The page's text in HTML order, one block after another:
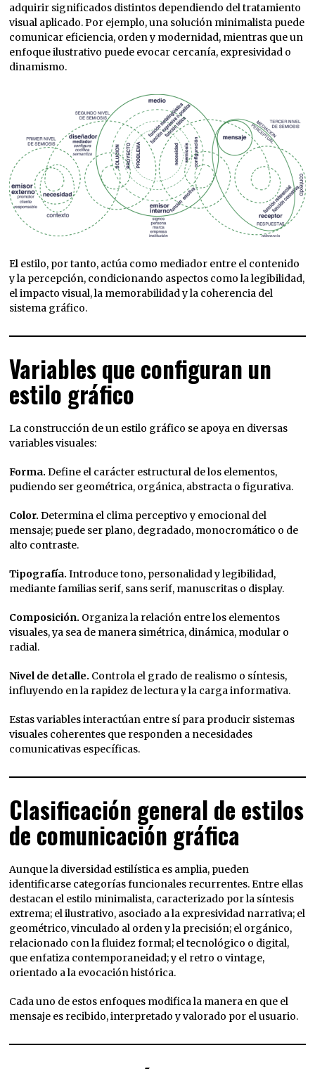
adquirir significados distintos dependiendo del tratamiento
visual aplicado. Por ejemplo, una solución minimalista puede
comunicar eficiencia, orden y modernidad, mientras que un
enfoque ilustrativo puede evocar cercanía, expresividad o
dinamismo.
El estilo, por tanto, actúa como mediador entre el contenido
y la percepción, condicionando aspectos como la legibilidad,
el impacto visual, la memorabilidad y la coherencia del
sistema gráfico.
Variables que configuran un
estilo gráfico
La construcción de un estilo gráfico se apoya en diversas
variables visuales:
Forma. Define el carácter estructural de los elementos,
pudiendo ser geométrica, orgánica, abstracta o figurativa.
Color. Determina el clima perceptivo y emocional del
mensaje; puede ser plano, degradado, monocromático o de
alto contraste.
Tipografía. Introduce tono, personalidad y legibilidad,
mediante familias serif, sans serif, manuscritas o display.
Composición. Organiza la relación entre los elementos
visuales, ya sea de manera simétrica, dinámica, modular o
radial.
Nivel de detalle. Controla el grado de realismo o síntesis,
influyendo en la rapidez de lectura y la carga informativa.
Estas variables interactúan entre sí para producir sistemas
visuales coherentes que responden a necesidades
comunicativas específicas.
Clasificación general de estilos
de comunicación gráfica
Aunque la diversidad estilística es amplia, pueden
identificarse categorías funcionales recurrentes. Entre ellas
destacan el estilo minimalista, caracterizado por la síntesis
extrema; el ilustrativo, asociado a la expresividad narrativa; el
geométrico, vinculado al orden y la precisión; el orgánico,
relacionado con la fluidez formal; el tecnológico o digital,
que enfatiza contemporaneidad; y el retro o vintage,
orientado a la evocación histórica.
Cada uno de estos enfoques modifica la manera en que el
mensaje es recibido, interpretado y valorado por el usuario.